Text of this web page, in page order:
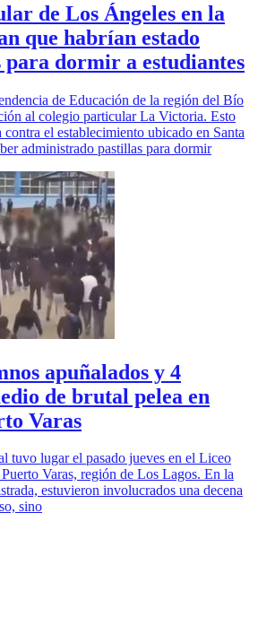
de Los Ángeles en la
que habrían estado
para dormir a estudiantes
de Educación de la región del Bío
al colegio particular La Victoria. Esto
el establecimiento ubicado en Santa
administrado pastillas para dormir
apuñalados y 4
de brutal pelea en
Varas
tuvo lugar el pasado jueves en el Liceo
Varas, región de Los Lagos. En la
estuvieron involucrados una decena
sino